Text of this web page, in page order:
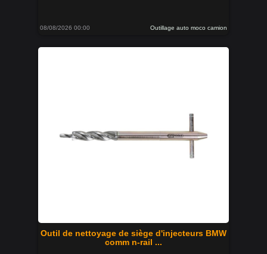
08/08/2026 00:00 Outillage auto moco camion
Outil de nettoyage de siège d'injecteurs BMW
comm n-rail ...